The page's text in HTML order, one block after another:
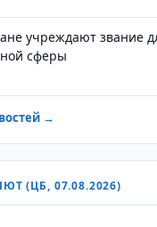
учреждают звание
сферы
→
(ЦБ, 07.08.2026)